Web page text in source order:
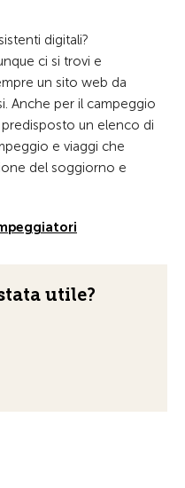
digitali?
ci si trovi e
un sito web da
Anche per il campeggio
predisposto un elenco di
e viaggi che
del soggiorno e
utile?